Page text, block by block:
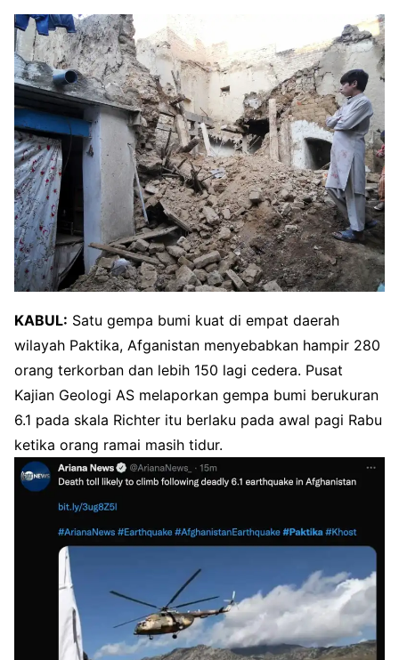
KABUL: Satu gempa bumi kuat di empat daerah
wilayah Paktika, Afganistan menyebabkan hampir 280
orang terkorban dan lebih 150 lagi cedera. Pusat
Kajian Geologi AS melaporkan gempa bumi berukuran
6.1 pada skala Richter itu berlaku pada awal pagi Rabu
ketika orang ramai masih tidur.